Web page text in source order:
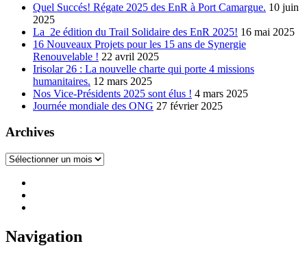
Quel Succés! Régate 2025 des EnR à Port Camargue. 10 juin
2025
La 2e édition du Trail Solidaire des EnR 2025! 16 mai 2025
16 Nouveaux Projets pour les 15 ans de Synergie
Renouvelable ! 22 avril 2025
Irisolar 26 : La nouvelle charte qui porte 4 missions
humanitaires. 12 mars 2025
Nos Vice-Présidents 2025 sont élus ! 4 mars 2025
Journée mondiale des ONG 27 février 2025
Archives
Archives
Navigation